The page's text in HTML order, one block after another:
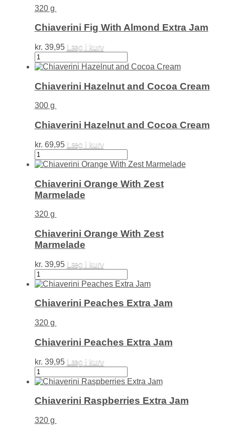
320 g
Chiaverini Fig With Almond Extra Jam
kr. 39,95
Læg i kurv
Chiaverini
Fig
Almond
Extra
Jam
antal
Chiaverini Hazelnut and Cocoa Cream
300 g
Chiaverini Hazelnut and Cocoa Cream
kr. 69,95
Læg i kurv
Chiaverini
Hazelnut
Cocoa
Cream
antal
Chiaverini Orange With Zest
Marmelade
320 g
Chiaverini Orange With Zest
Marmelade
kr. 39,95
Læg i kurv
Chiaverini
Orange
Zest
Marmelade
antal
Chiaverini Peaches Extra Jam
320 g
Chiaverini Peaches Extra Jam
kr. 39,95
Læg i kurv
Chiaverini
Peaches
Jam
antal
Chiaverini Raspberries Extra Jam
320 g